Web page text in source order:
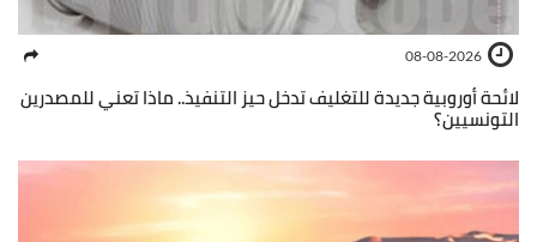
08-08-2026
لائحة أوروبية جديدة للتغليف تدخل حيز التنفيذ.. ماذا تعني للمصدرين
التونسيين؟